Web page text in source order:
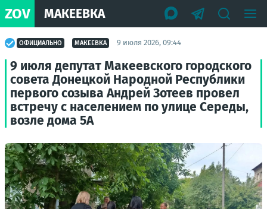
ZOV МАКЕЕВКА
ОФИЦИАЛЬНО МАКЕЕВКА 9 июля 2026, 09:44
9 июля депутат Макеевского городского
совета Донецкой Народной Республики
первого созыва Андрей Зотеев провел
встречу с населением по улице Середы,
возле дома 5А